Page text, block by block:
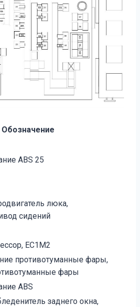
Обозначение
АВS 25
люка,
сидений
ЕС1М2
противотуманные фары,
фары
АВS
заднего окна,